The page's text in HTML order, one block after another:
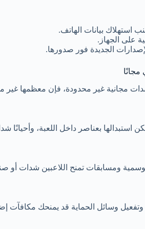
على الجهاز.
الجديدة فور صدورها.
مجانية غير محدودة، فإن معظمها غير
استبدالها بعناصر داخل اللعبة، وأحيانًا
وسائل الحماية قد يمنحك مكافآت